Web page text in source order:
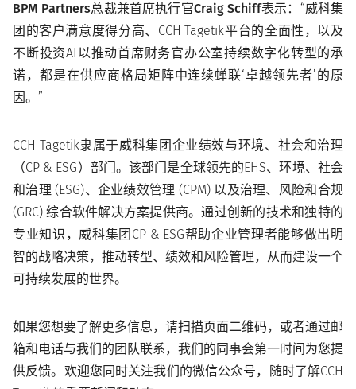
BPM Partners总裁兼首席执行官Craig Schiff表示 ：“威科集
团的客户满意度得分高、CCH Tagetik平台的全面性，以及
不断投资AI以推动首席财务官办公室持续数字化转型的承
诺，都是在供应商格局矩阵中连续蝉联‘卓越领先者’的原
因。”
CCH Tagetik隶属于威科集团企业绩效与环境、社会和治理
（CP & ESG）部门。该部门是全球领先的EHS、环境、社会
和治理 (ESG)、企业绩效管理 (CPM) 以及治理、风险和合规
(GRC) 综合软件解决方案提供商。通过创新的技术和独特的
专业知识，威科集团CP & ESG帮助企业管理者能够做出明
智的战略决策，推动转型、绩效和风险管理，从而建设一个
可持续发展的世界。
如果您想要了解更多信息，请扫描页面二维码，或者通过邮
箱和电话与我们的团队联系，我们的同事会第一时间为您提
供反馈。欢迎您同时关注我们的微信公众号，随时了解CCH